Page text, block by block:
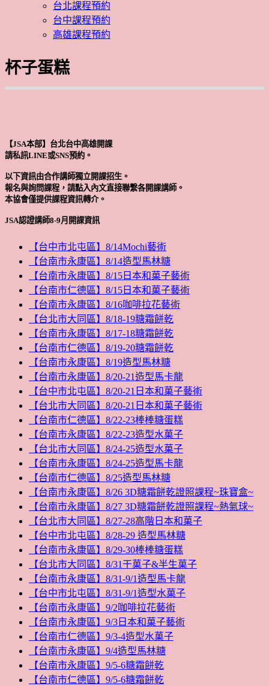
台北課程預約
台中課程預約
高雄課程預約
杯子蛋糕
【JSA本部】台北台中高雄開課
請私訊LINE或SNS預約。
以下資訊由合作講師獨立開課招生。
報名與詢問課程，請點入內文直接聯繫各開課講師。
本協會僅提供課程資訊轉介。
JSA認證講師8-9月開課資訊
【台中市北屯區】8/14Mochi藝術
【台南市永康區】8/14造型馬林糖
【台南市永康區】8/15日本和菓子藝術
【台南市仁德區】8/15日本和菓子藝術
【台南市永康區】8/16咖啡拉花藝術
【台北市大同區】8/18-19糖霜餅乾
【台南市永康區】8/17-18糖霜餅乾
【台南市仁德區】8/19-20糖霜餅乾
【台南市永康區】8/19造型馬林糖
【台南市永康區】8/20-21造型馬卡龍
【台中市北屯區】8/20-21日本和菓子藝術
【台北市大同區】8/20-21日本和菓子藝術
【台南市仁德區】8/22-23棒棒糖蛋糕
【台南市永康區】8/22-23造型水菓子
【台北市大同區】8/24-25造型水菓子
【台南市永康區】8/24-25造型馬卡龍
【台南市仁德區】8/25造型馬林糖
【台南市永康區】8/26 3D糖霜餅乾證照課程~珠寶盒~
【台南市永康區】8/27 3D糖霜餅乾證照課程~熱氣球~
【台北市大同區】8/27-28高階日本和菓子
【台中市北屯區】8/28-29 造型馬林糖
【台南市永康區】8/29-30棒棒糖蛋糕
【台北市大同區】8/31干菓子&半生菓子
【台南市永康區】8/31-9/1造型馬卡龍
【台中市北屯區】8/31-9/1造型水菓子
【台南市永康區】9/2咖啡拉花藝術
【台南市永康區】9/3日本和菓子藝術
【台南市仁德區】9/3-4造型水菓子
【台南市永康區】9/4造型馬林糖
【台南市永康區】9/5-6糖霜餅乾
【台南市仁德區】9/5-6糖霜餅乾